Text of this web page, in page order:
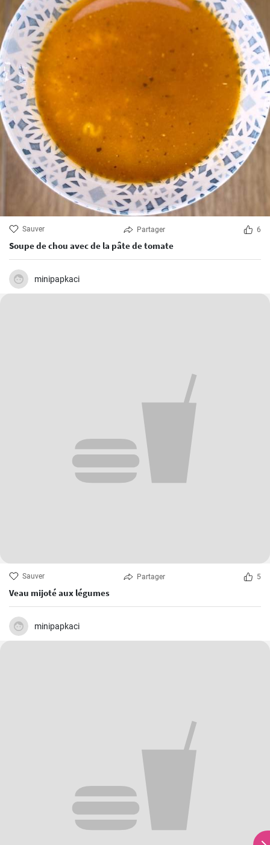
Sauver Partager 6
Soupe de chou avec de la pâte de tomate
minipapkaci
Sauver Partager 5
Veau mijoté aux légumes
minipapkaci